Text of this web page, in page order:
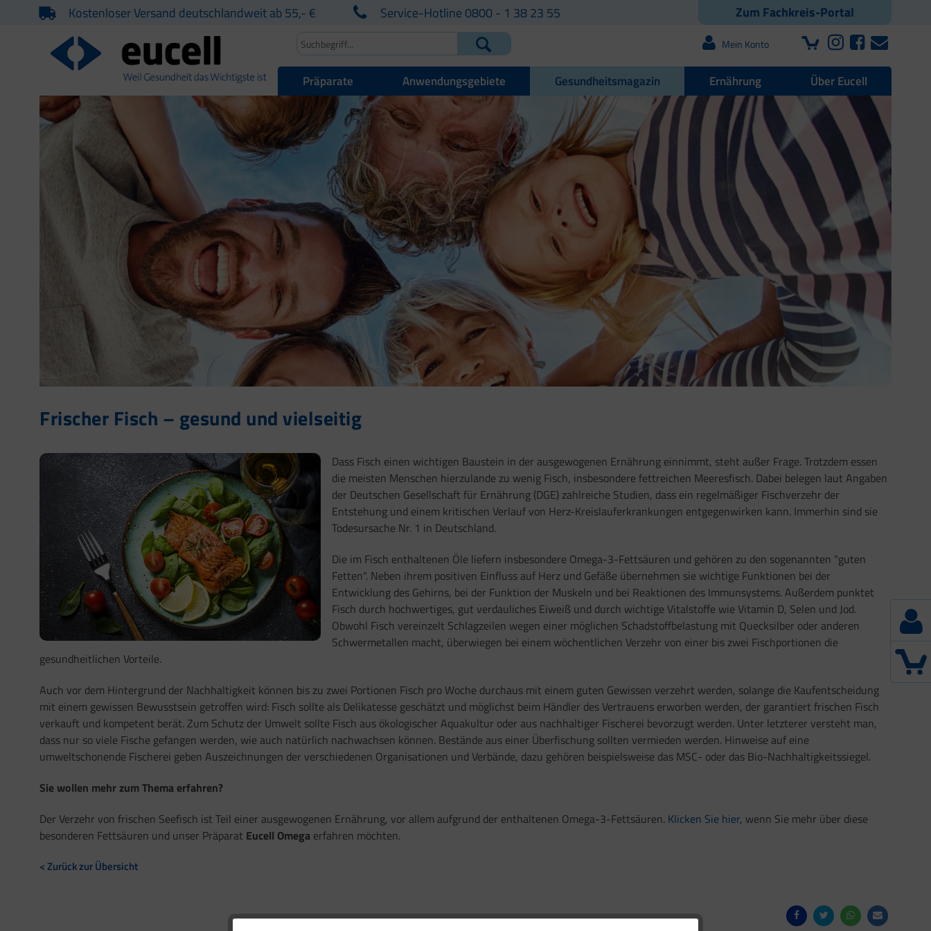
Zum Fachkreis-Portal
Kostenloser Versand deutschlandweit ab 55,- € Service-Hotline 0800 - 1 38 23 55
Mein Konto
Präparate Anwendungsgebiete Gesundheitsmagazin Ernährung Über Eucell
Frischer Fisch – gesund und vielseitig
Dass Fisch einen wichtigen Baustein in der ausgewogenen Ernährung einnimmt, steht außer Frage. Trotzdem essen
die meisten Menschen hierzulande zu wenig Fisch, insbesondere fettreichen Meeresfisch. Dabei belegen laut Angaben
der Deutschen Gesellschaft für Ernährung (DGE) zahlreiche Studien, dass ein regelmäßiger Fischverzehr der
Entstehung und einem kritischen Verlauf von Herz-Kreislauferkrankungen entgegenwirken kann. Immerhin sind sie
Todesursache Nr. 1 in Deutschland.
Die im Fisch enthaltenen Öle liefern insbesondere Omega-3-Fettsäuren und gehören zu den sogenannten "guten
Fetten". Neben ihrem positiven Einfluss auf Herz und Gefäße übernehmen sie wichtige Funktionen bei der
Entwicklung des Gehirns, bei der Funktion der Muskeln und bei Reaktionen des Immunsystems. Außerdem punktet
Fisch durch hochwertiges, gut verdauliches Eiweiß und durch wichtige Vitalstoffe wie Vitamin D, Selen und Jod.
Obwohl Fisch vereinzelt Schlagzeilen wegen einer möglichen Schadstoffbelastung mit Quecksilber oder anderen
Schwermetallen macht, überwiegen bei einem wöchentlichen Verzehr von einer bis zwei Fischportionen die
gesundheitlichen Vorteile.
Auch vor dem Hintergrund der Nachhaltigkeit können bis zu zwei Portionen Fisch pro Woche durchaus mit einem guten Gewissen verzehrt werden, solange die Kaufentscheidung
mit einem gewissen Bewusstsein getroffen wird: Fisch sollte als Delikatesse geschätzt und möglichst beim Händler des Vertrauens erworben werden, der garantiert frischen Fisch
verkauft und kompetent berät. Zum Schutz der Umwelt sollte Fisch aus ökologischer Aquakultur oder aus nachhaltiger Fischerei bevorzugt werden. Unter letzterer versteht man,
dass nur so viele Fische gefangen werden, wie auch natürlich nachwachsen können. Bestände aus einer Überfischung sollten vermieden werden. Hinweise auf eine
umweltschonende Fischerei geben Auszeichnungen der verschiedenen Organisationen und Verbände, dazu gehören beispielsweise das MSC- oder das Bio-Nachhaltigkeitssiegel.
Sie wollen mehr zum Thema erfahren?
Der Verzehr von frischen Seefisch ist Teil einer ausgewogenen Ernährung, vor allem aufgrund der enthaltenen Omega-3-Fettsäuren. Klicken Sie hier, wenn Sie mehr über diese
besonderen Fettsäuren und unser Präparat Eucell Omega erfahren möchten.
< Zurück zur Übersicht